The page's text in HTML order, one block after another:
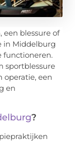
een blessure of
in Middelburg
functioneren.
sportblessure
operatie, een
en
?